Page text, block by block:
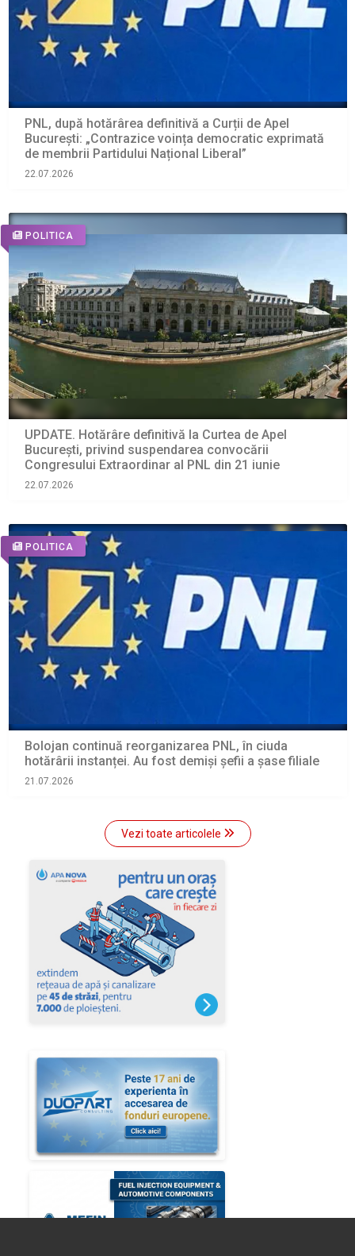
PNL, după hotărârea definitivă a Curții de Apel
București: „Contrazice voința democratic exprimată
de membrii Partidului Național Liberal”
22.07.2026
POLITICA
UPDATE. Hotărâre definitivă la Curtea de Apel
București, privind suspendarea convocării
Congresului Extraordinar al PNL din 21 iunie
22.07.2026
POLITICA
Bolojan continuă reorganizarea PNL, în ciuda
hotărârii instanței. Au fost demiși șefii a șase filiale
21.07.2026
Vezi toate articolele